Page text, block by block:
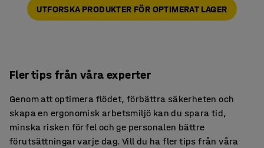
UTFORSKA PRODUKTER FÖR OPTIMERAT LAGER
Fler tips från våra experter
Genom att optimera flödet, förbättra säkerheten och
skapa en ergonomisk arbetsmiljö kan du spara tid,
minska risken för fel och ge personalen bättre
förutsättningar varje dag. Vill du ha fler tips från våra